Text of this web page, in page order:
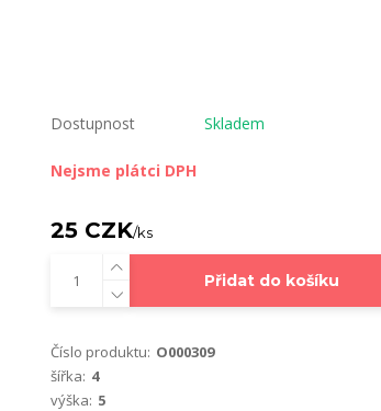
Dostupnost Skladem
Nejsme plátci DPH
25 CZK/ks
Přidat do košíku
Číslo produktu: O000309
šířka: 4
výška: 5